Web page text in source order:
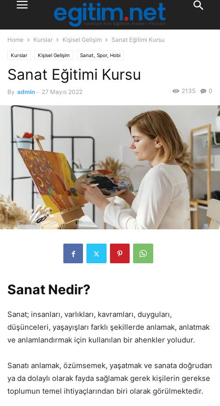
Home Kurslar Kişisel Gelişim Sanat Eğitimi Kursu
Kurslar Kişisel Gelişim Sanat, Spor, Hobi
Sanat Eğitimi Kursu
By admin - 27 Mayıs 2022 0
2135
Sanat Nedir?
Sanat; insanları, varlıkları, kavramları, duyguları,
düşünceleri, yaşayışları farklı şekillerde anlamak, anlatmak
ve anlamlandırmak için kullanılan bir ahenkler yoludur.
Sanatı anlamak, özümsemek, yaşatmak ve sanata doğrudan
ya da dolaylı olarak fayda sağlamak gerek kişilerin gerekse
toplumun temel ihtiyaçlarından biri olarak görülmektedir.